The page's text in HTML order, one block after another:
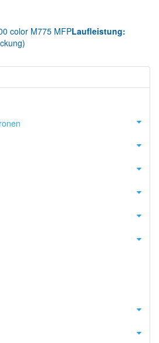
color M775 MFPLaufleistung: